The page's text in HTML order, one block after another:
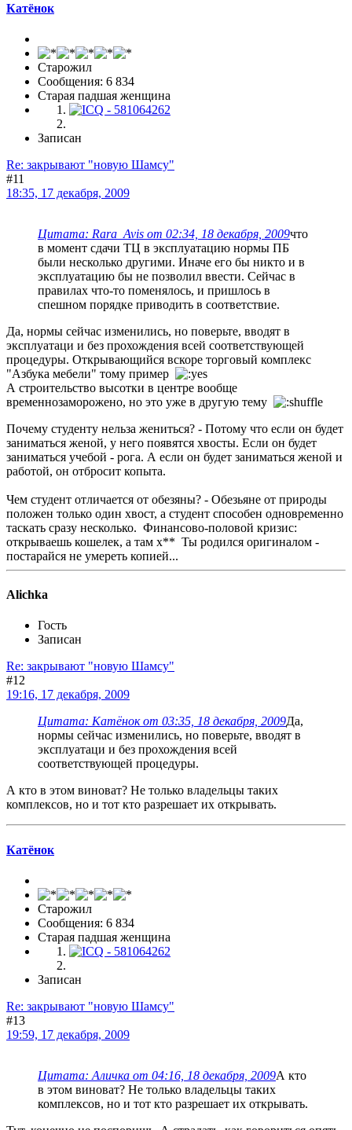
Катёнок
Старожил
Сообщения: 6 834
Старая падшая женщина
Записан
Re: закрывают "новую Шамсу"
#11
18:35, 17 декабря, 2009
Цитата: Rara_Avis от 02:34, 18 декабря, 2009что
в момент сдачи ТЦ в эксплуатацию нормы ПБ
были несколько другими. Иначе его бы никто и в
эксплуатацию бы не позволил ввести. Сейчас в
правилах что-то поменялось, и пришлось в
спешном порядке приводить в соответствие.
Да, нормы сейчас изменились, но поверьте, вводят в
эксплуатаци и без прохождения всей соответствующей
процедуры. Открывающийся вскоре торговый комплекс
"Азбука мебели" тому пример
А строительство высотки в центре вообще
временнозаморожено, но это уже в другую тему
Почему студенту нельза жениться? - Потому что если он будет
заниматься женой, у него появятся хвосты. Если он будет
заниматься учебой - рога. А если он будет заниматься женой и
работой, он отбросит копыта.
Чем студент отличается от обезяны? - Обезьяне от природы
положен только один хвост, а студент способен одновременно
таскать сразу несколько. Финансово-половой кризис:
открываешь кошелек, а там х** Ты родился оригиналом -
постарайся не умереть копией...
Alichka
Гость
Записан
Re: закрывают "новую Шамсу"
#12
19:16, 17 декабря, 2009
Цитата: Катёнок от 03:35, 18 декабря, 2009Да,
нормы сейчас изменились, но поверьте, вводят в
эксплуатаци и без прохождения всей
соответствующей процедуры.
А кто в этом виноват? Не только владельцы таких
комплексов, но и тот кто разрешает их открывать.
Катёнок
Старожил
Сообщения: 6 834
Старая падшая женщина
Записан
Re: закрывают "новую Шамсу"
#13
19:59, 17 декабря, 2009
Цитата: Аличка от 04:16, 18 декабря, 2009А кто
в этом виноват? Не только владельцы таких
комплексов, но и тот кто разрешает их открывать.